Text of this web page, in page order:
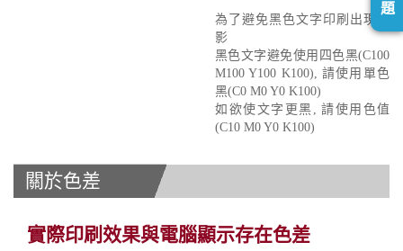
為了避免黑色文字印刷出現重
影
黑色文字避免使用四色黑(C100
M100 Y100 K100), 請使用單色
黑(C0 M0 Y0 K100)
如欲使文字更黑, 請使用色值
(C10 M0 Y0 K100)
關於色差
實際印刷效果與電腦顯示存在色差
題